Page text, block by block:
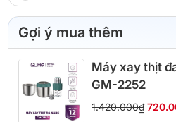
Gợi ý mua thêm
Máy xay thịt
GM-2252
1.420.000₫